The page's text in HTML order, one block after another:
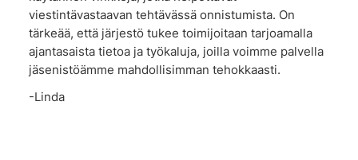
viestintävastaavan tehtävässä onnistumista. On
tärkeää, että järjestö tukee toimijoitaan tarjoamalla
ajantasaista tietoa ja työkaluja, joilla voimme palvella
jäsenistöämme mahdollisimman tehokkaasti.
-Linda